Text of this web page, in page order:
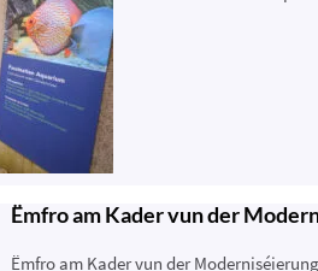
Ëmfro am Kader vun der
Ëmfro am Kader vun der